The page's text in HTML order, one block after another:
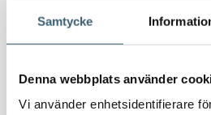
Samtycke
Denna webbplats använder
Vi använder enhetsidentifierare
Oljeavskiljare